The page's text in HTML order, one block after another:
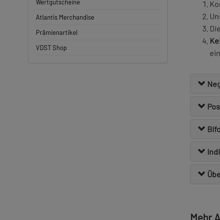
Wertgutscheine
Atlantis Merchandise
Prämienartikel
VDST Shop
Mehr